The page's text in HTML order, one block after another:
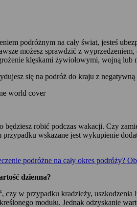
podróżnym na cały świat, jesteś
możesz sprawdzić z
klęskami żywiołowymi, wojną lub
się na podróż do kraju z
będziesz robić podczas wakacji. Czy
wskazane jest wykupienie
podróżne na cały okres podróży?
dzienna?
czy w przypadku kradzieży,
modułu. Jednak odzyskanie